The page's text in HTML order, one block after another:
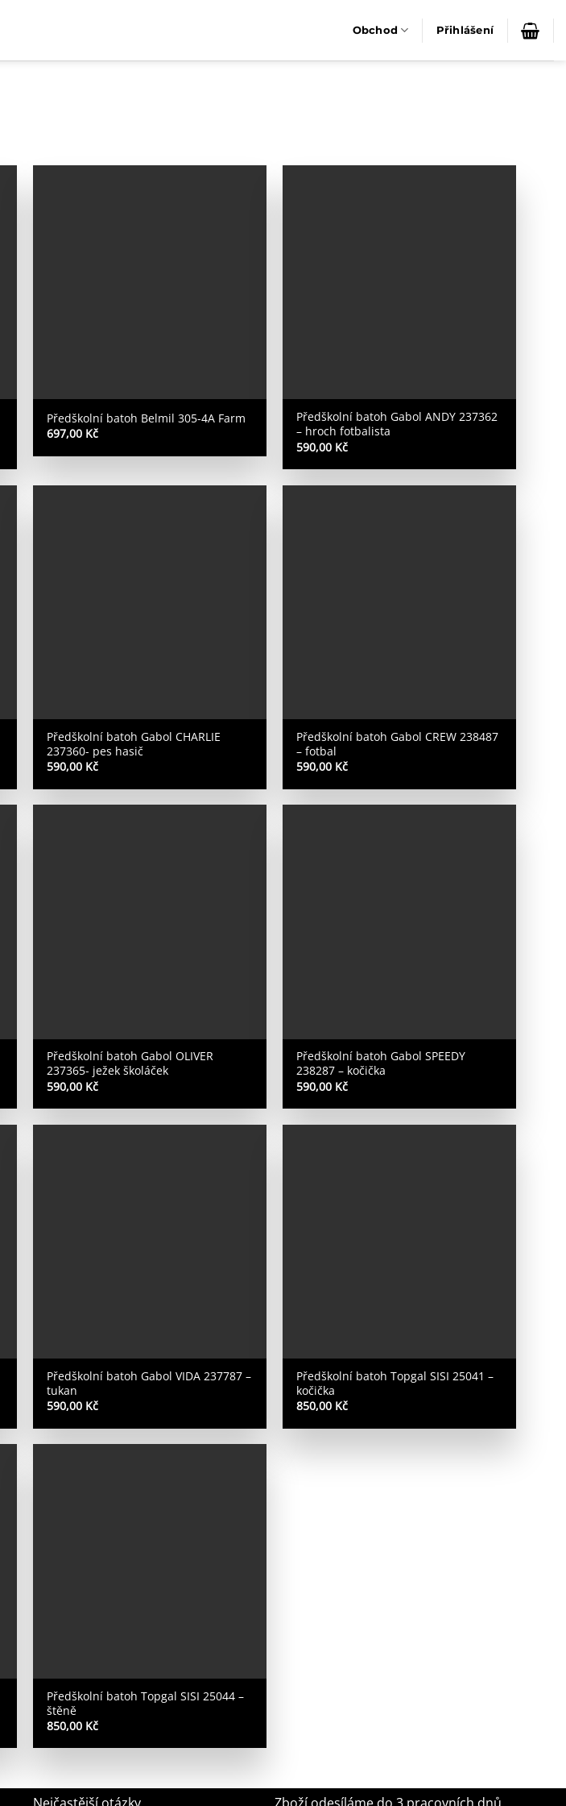
Obchod Přihlášení
Předškolní batoh Belmil 305-4A Farm
697,00 Kč
Předškolní batoh Gabol ANDY 237362
– hroch fotbalista
590,00 Kč
Předškolní batoh Gabol CHARLIE
237360- pes hasič
590,00 Kč
Předškolní batoh Gabol CREW 238487
– fotbal
590,00 Kč
Předškolní batoh Gabol OLIVER
237365- ježek školáček
590,00 Kč
Předškolní batoh Gabol SPEEDY
238287 – kočička
590,00 Kč
Předškolní batoh Gabol VIDA 237787 –
tukan
590,00 Kč
Předškolní batoh Topgal SISI 25041 –
kočička
850,00 Kč
Předškolní batoh Topgal SISI 25044 –
štěně
850,00 Kč